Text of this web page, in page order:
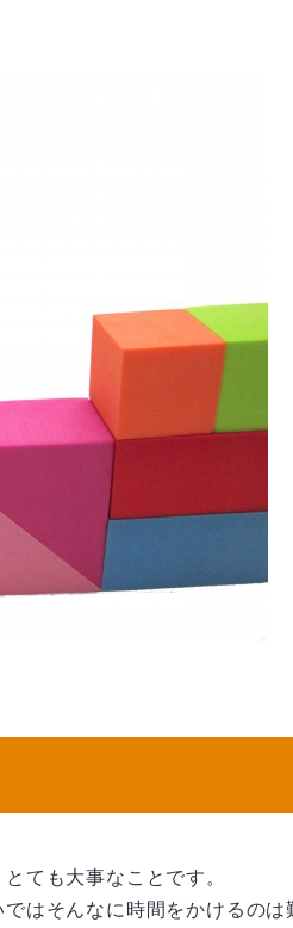
ても大事なことです。
はそんなに時間をかけるのは